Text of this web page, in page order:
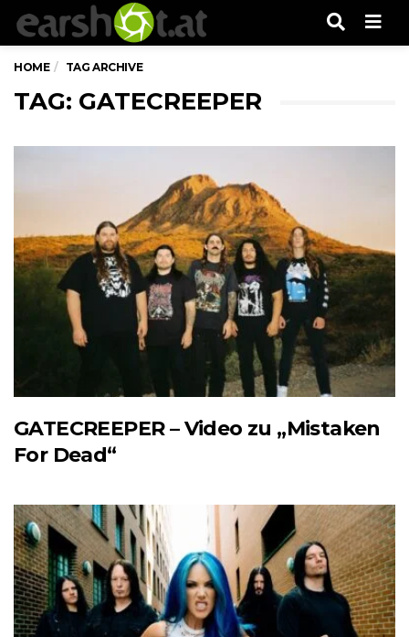
HOME TAG ARCHIVE
TAG: GATECREEPER
GATECREEPER – Video zu „Mistaken
For Dead“